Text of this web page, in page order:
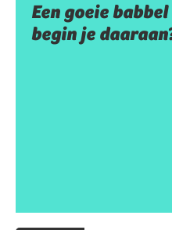
Een goeie
begin je